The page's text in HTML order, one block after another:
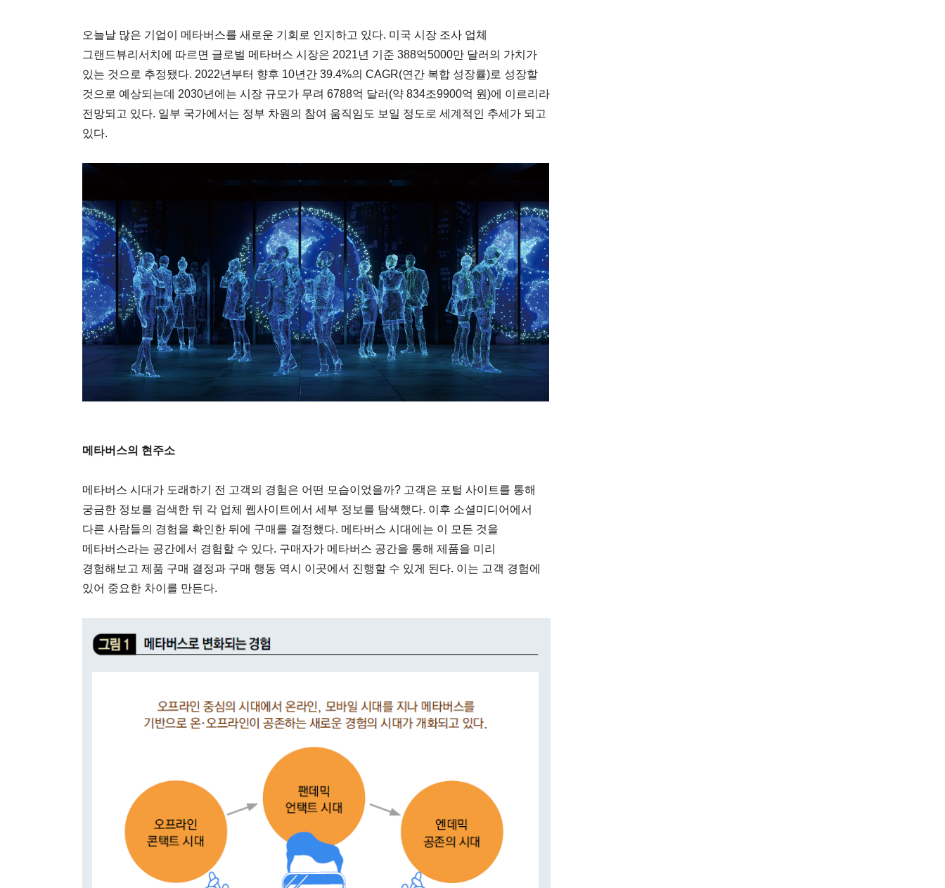
오늘날 많은 기업이 메타버스를 새로운 기회로 인지하고 있다. 미국 시장 조사 업체
그랜드뷰리서치에 따르면 글로벌 메타버스 시장은 2021년 기준 388억5000만 달러의 가치가
있는 것으로 추정됐다. 2022년부터 향후 10년간 39.4%의 CAGR(연간 복합 성장률)로 성장할
것으로 예상되는데 2030년에는 시장 규모가 무려 6788억 달러(약 834조9900억 원)에 이르리라
전망되고 있다. 일부 국가에서는 정부 차원의 참여 움직임도 보일 정도로 세계적인 추세가 되고
있다.
메타버스의 현주소
메타버스 시대가 도래하기 전 고객의 경험은 어떤 모습이었을까? 고객은 포털 사이트를 통해
궁금한 정보를 검색한 뒤 각 업체 웹사이트에서 세부 정보를 탐색했다. 이후 소셜미디어에서
다른 사람들의 경험을 확인한 뒤에 구매를 결정했다. 메타버스 시대에는 이 모든 것을
메타버스라는 공간에서 경험할 수 있다. 구매자가 메타버스 공간을 통해 제품을 미리
경험해보고 제품 구매 결정과 구매 행동 역시 이곳에서 진행할 수 있게 된다. 이는 고객 경험에
있어 중요한 차이를 만든다.